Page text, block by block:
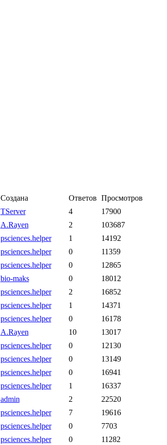
Создана Ответов Просмотров
TServer 4
17900
A.Rayen 2
103687
psciences.helper 1
14192
psciences.helper 0
11359
psciences.helper 0
12865
bio-maks 0
18012
psciences.helper 2
16852
psciences.helper 1
14371
psciences.helper 0
16178
A.Rayen 10
13017
psciences.helper 0
12130
psciences.helper 0
13149
psciences.helper 0
16941
psciences.helper 1
16337
admin 2
22520
psciences.helper 7
19616
psciences.helper 0
7703
psciences.helper 0 11282